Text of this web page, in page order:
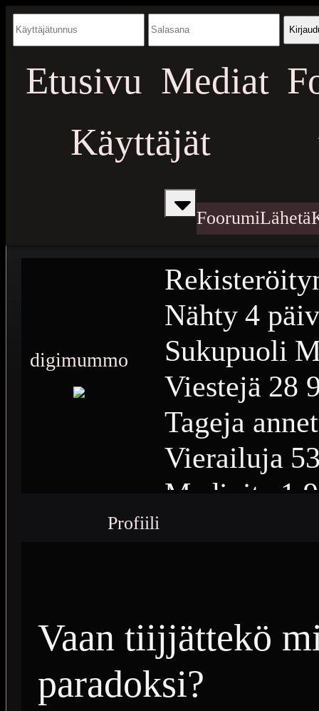
Etusivu Mediat
Käyttäjät
FoorumiLähetä
digimummo
Nähty 4
Sukupuoli
Viestejä 28
Tageja
Vierailuja
Medioita
1
Profiili
Vaan tiijjättekö
paradoksi?